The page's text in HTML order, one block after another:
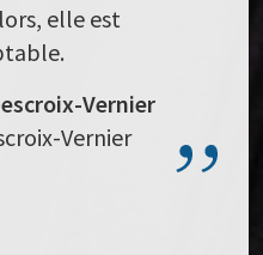
elle est
Vernier
Vernier